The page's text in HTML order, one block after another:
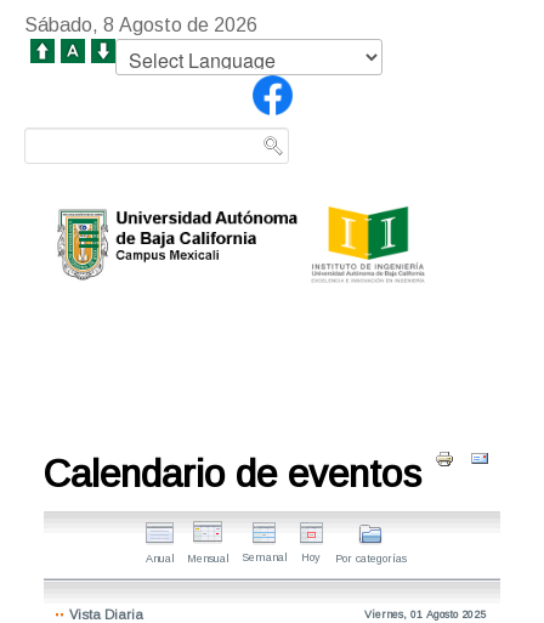
Sábado, 8 Agosto de 2026
Calendario de eventos
Anual Mensual Semanal Hoy Por categorías
Vista Diaria Viernes, 01 Agosto 2025